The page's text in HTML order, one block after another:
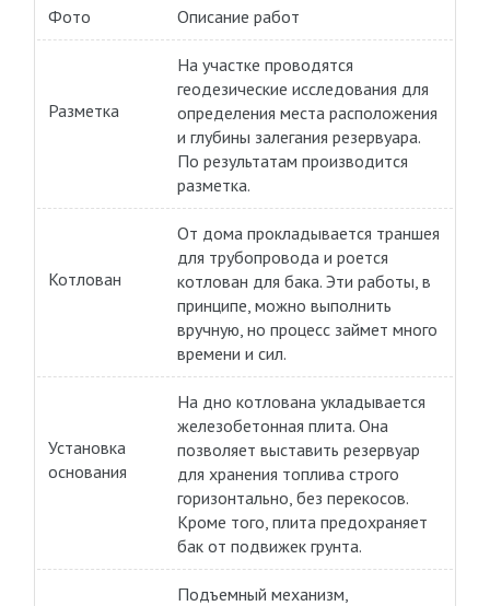
Фото Описание работ
Разметка
На участке проводятся
геодезические исследования для
определения места расположения
и глубины залегания резервуара.
По результатам производится
разметка.
Котлован
От дома прокладывается траншея
для трубопровода и роется
котлован для бака. Эти работы, в
принципе, можно выполнить
вручную, но процесс займет много
времени и сил.
Установка
основания
На дно котлована укладывается
железобетонная плита. Она
позволяет выставить резервуар
для хранения топлива строго
горизонтально, без перекосов.
Кроме того, плита предохраняет
бак от подвижек грунта.
Подъемный механизм,